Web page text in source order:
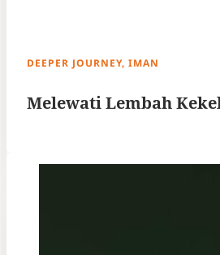
DEEPER JOURNEY, IMAN
Melewati Lembah